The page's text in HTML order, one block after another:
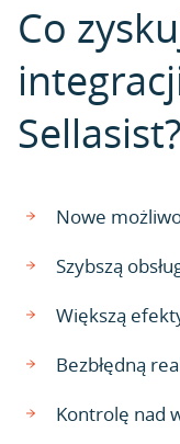
Co
Sellasist?
Nowe
Szybszą
Większą
Bezbłędną
Kontrolę nad